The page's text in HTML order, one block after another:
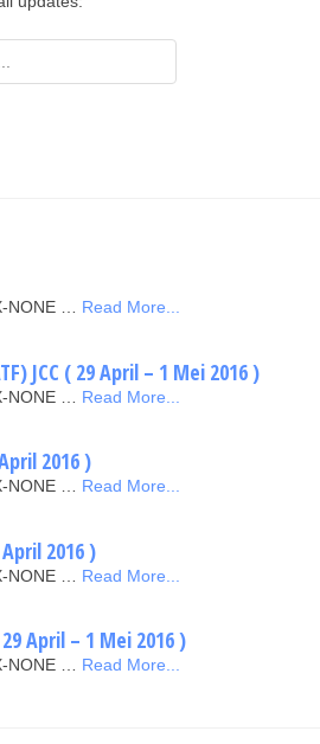
NONE … Read More...
JCC ( 29 April – 1 Mei 2016 )
NONE … Read More...
2016 )
NONE … Read More...
2016 )
NONE … Read More...
April – 1 Mei 2016 )
NONE … Read More...